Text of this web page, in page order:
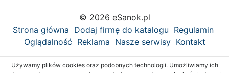
© 2026 eSanok.pl
Strona główna Dodaj firmę do katalogu Regulamin
Oglądalność Reklama Nasze serwisy Kontakt
Używamy plików cookies oraz podobnych technologii. Umożliwiamy ich